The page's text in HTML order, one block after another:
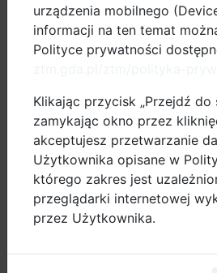
urządzenia mobilnego
informacji na ten temat
Polityce prywatności
Klikając przycisk „Przejdź do
zamykając okno przez
akceptujesz przetwarzanie
Użytkownika opisane w
którego zakres jest
przeglądarki internetowej
przez Użytkownika.